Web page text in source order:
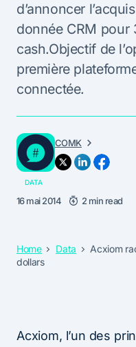
d’annoncer
donnée CRM pour
cash.Objectif de
première
connectée.
COMK
DATA
16 mai 2014 2 min read
Home Data
Acxiom
dollars
Acxiom, l’un des